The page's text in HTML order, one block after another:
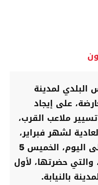
لمدينة
على إيجاد
ملاعب القرب،
لشهر فبراير،
التي انعقدت جلستها الأولى اليوم، الخميس 5
والتي حضرتها، لأول
بالنيابة.